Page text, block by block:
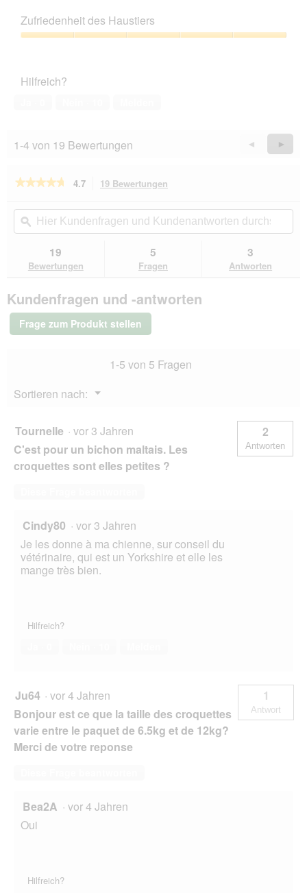
Leistungs-
Verhältnis,
5
Zufriedenheit des Haustiers
5
Hilfreich?
1-4 von 19 Bewertungen
Zurück
Reviews
◄
Weiter
►
★★★★★
★★★★★
5
lesen
ROYAL
Veterinary
Urinary
Moderate
4.7 19 Bewertungen
Aktion
navigierst
du
Hier
Kundenfragen
und
Kundenantworten
durchsuchen
ϙ
19
Bewertungen
5
Fragen
3
Antworten
Kundenfragen und -antworten
Frage zum Produkt stellen
1-5 von 5 Fragen
Sortieren nach:
▼
Menü
Tournelle · vor 3 Jahren
C'est pour un bichon maltais. Les
croquettes sont elles petites ?
2
Antworten
Cindy80 · vor 3 Jahren
Je les donne à ma chienne, sur conseil du
vétérinaire, qui est un Yorkshire et elle les
mange très bien.
Hilfreich?
Ju64 · vor 4 Jahren
Bonjour est ce que la taille des croquettes
varie entre le paquet de 6.5kg et de 12kg?
Merci de votre reponse
1
Antwort
Bea2A · vor 4 Jahren
Oui
Hilfreich?